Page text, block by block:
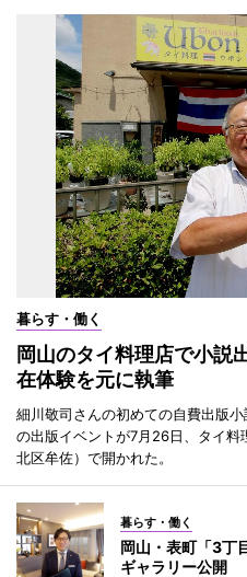
暮らす・働く
岡山のタイ料理店で小
在体験を元に執筆
細川敬司さんの初めての自費出版
の出版イベントが7月26日、タイ
北区牟佐）で開かれた。
暮らす・働く
岡山・表町「3丁
ギャラリー公開